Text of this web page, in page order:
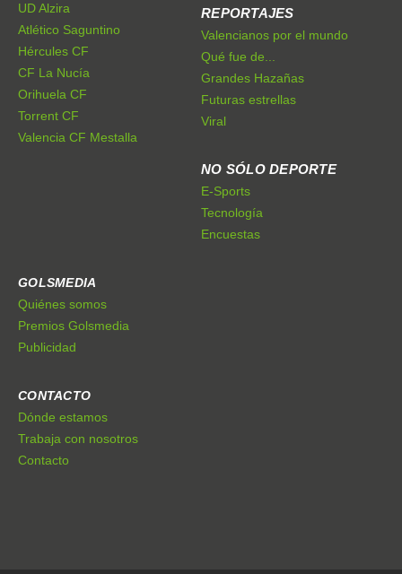
UD Alzira
Atlético Saguntino
Hércules CF
CF La Nucía
Orihuela CF
Torrent CF
Valencia CF Mestalla
REPORTAJES
Valencianos por el mundo
Qué fue de...
Grandes Hazañas
Futuras estrellas
Viral
NO SÓLO DEPORTE
E-Sports
Tecnología
Encuestas
GOLSMEDIA
Quiénes somos
Premios Golsmedia
Publicidad
CONTACTO
Dónde estamos
Trabaja con nosotros
Contacto